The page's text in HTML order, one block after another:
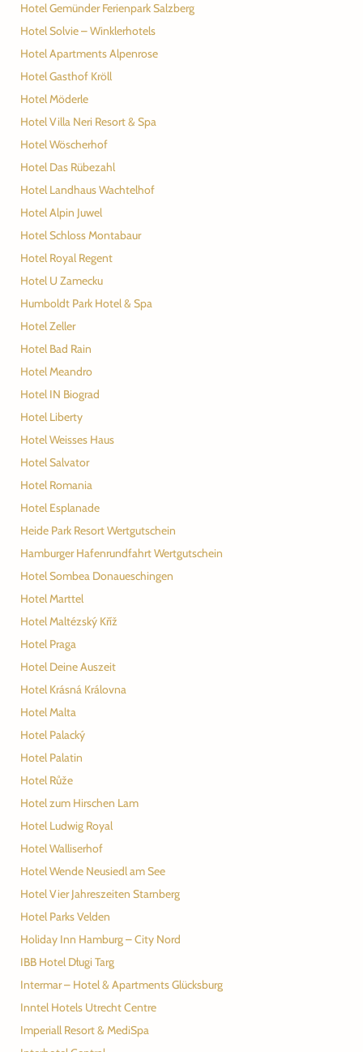
Hotel Gemünder Ferienpark Salzberg
Hotel Solvie – Winklerhotels
Hotel Apartments Alpenrose
Hotel Gasthof Kröll
Hotel Möderle
Hotel Villa Neri Resort & Spa
Hotel Wöscherhof
Hotel Das Rübezahl
Hotel Landhaus Wachtelhof
Hotel Alpin Juwel
Hotel Schloss Montabaur
Hotel Royal Regent
Hotel U Zamecku
Humboldt Park Hotel & Spa
Hotel Zeller
Hotel Bad Rain
Hotel Meandro
Hotel IN Biograd
Hotel Liberty
Hotel Weisses Haus
Hotel Salvator
Hotel Romania
Hotel Esplanade
Heide Park Resort Wertgutschein
Hamburger Hafenrundfahrt Wertgutschein
Hotel Sombea Donaueschingen
Hotel Marttel
Hotel Maltézský Kříž
Hotel Praga
Hotel Deine Auszeit
Hotel Krásná Královna
Hotel Malta
Hotel Palacký
Hotel Palatin
Hotel Růže
Hotel zum Hirschen Lam
Hotel Ludwig Royal
Hotel Walliserhof
Hotel Wende Neusiedl am See
Hotel Vier Jahreszeiten Starnberg
Hotel Parks Velden
Holiday Inn Hamburg – City Nord
IBB Hotel Długi Targ
Intermar – Hotel & Apartments Glücksburg
Inntel Hotels Utrecht Centre
Imperiall Resort & MediSpa